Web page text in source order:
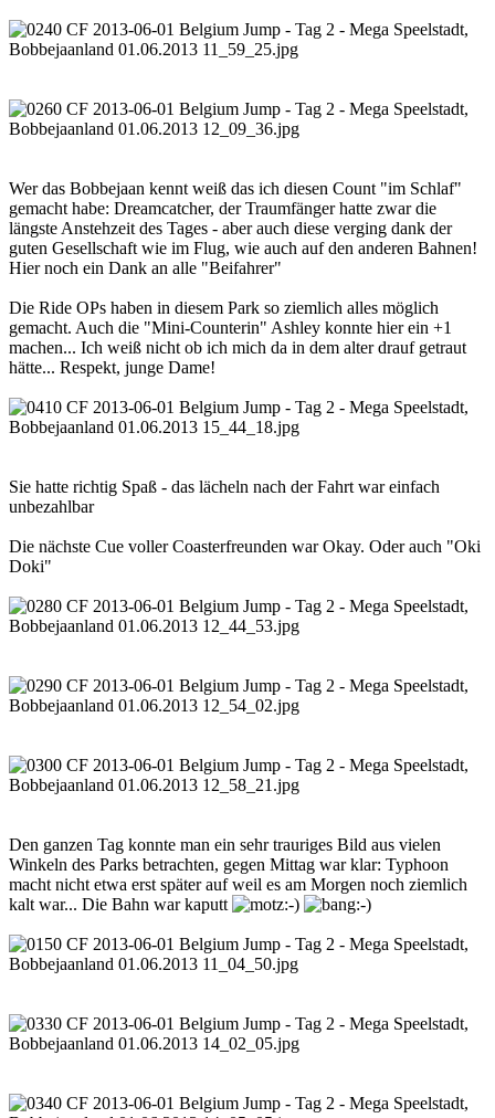
Wer das Bobbejaan kennt weiß das ich diesen Count "im Schlaf"
gemacht habe: Dreamcatcher, der Traumfänger hatte zwar die
längste Anstehzeit des Tages - aber auch diese verging dank der
guten Gesellschaft wie im Flug, wie auch auf den anderen Bahnen!
Hier noch ein Dank an alle "Beifahrer"
Die Ride OPs haben in diesem Park so ziemlich alles möglich
gemacht. Auch die "Mini-Counterin" Ashley konnte hier ein +1
machen... Ich weiß nicht ob ich mich da in dem alter drauf getraut
hätte... Respekt, junge Dame!
Sie hatte richtig Spaß - das lächeln nach der Fahrt war einfach
unbezahlbar
Die nächste Cue voller Coasterfreunden war Okay. Oder auch "Oki
Doki"
Den ganzen Tag konnte man ein sehr trauriges Bild aus vielen
Winkeln des Parks betrachten, gegen Mittag war klar: Typhoon
macht nicht etwa erst später auf weil es am Morgen noch ziemlich
kalt war... Die Bahn war kaputt